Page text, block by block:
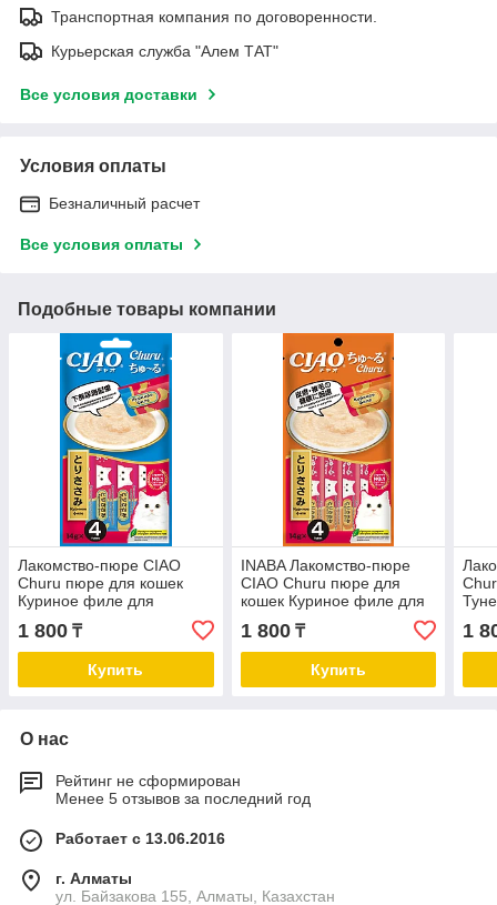
Транспортная компания по договоренности.
Курьерская служба "Алем ТАТ"
Все условия доставки
Условия оплаты
Безналичный расчет
Все условия оплаты
Подобные товары компании
Лакомство-пюре CIAO
Churu пюре для кошек
Куриное филе для
поддержания здоровья
мочеполовой системы 14г
* 4шт
1 800 ₸
Купить
INABA Лакомство-пюре
CIAO Churu пюре для
кошек Куриное филе для
поддержания здоровья
кожи и шерсти 56 г
1 800₸
Купить
4шт
1
О нас
Рейтинг не сформирован
Менее 5 отзывов за последний год
Работает с 13.06.2016
г. Алматы
ул. Байзакова 155, Алматы, Казахстан